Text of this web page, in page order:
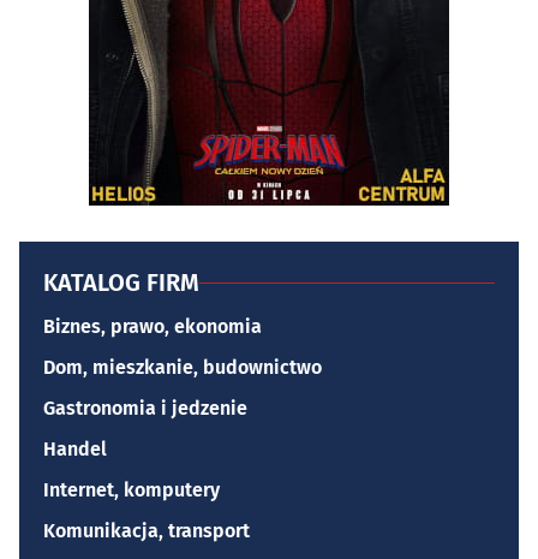
KATALOG FIRM
Biznes, prawo, ekonomia
Dom, mieszkanie, budownictwo
Gastronomia i jedzenie
Handel
Internet, komputery
Komunikacja, transport